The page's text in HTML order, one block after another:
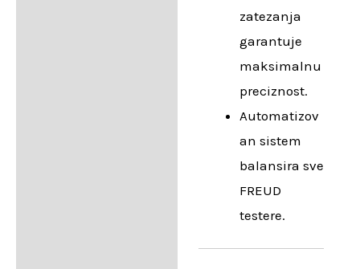
zatezanja
garantuje
maksimalnu
preciznost.
Automatizov
an sistem
balansira sve
FREUD
testere.